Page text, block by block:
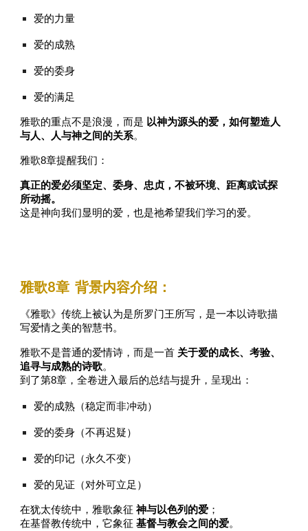
爱的力量
爱的成熟
爱的委身
爱的满足
雅歌的重点不是浪漫，而是 以神为源头的爱，如何塑造人
与人、人与神之间的关系。
雅歌8章提醒我们：
真正的爱必须坚定、委身、忠贞，不被环境、距离或试探
所动摇。
这是神向我们显明的爱，也是祂希望我们学习的爱。
雅歌8章 背景内容介绍：
《雅歌》传统上被认为是所罗门王所写，是一本以诗歌描
写爱情之美的智慧书。
雅歌不是普通的爱情诗，而是一首 关于爱的成长、考验、
追寻与成熟的诗歌。
到了第8章，全卷进入最后的总结与提升，呈现出：
爱的成熟（稳定而非冲动）
爱的委身（不再迟疑）
爱的印记（永久不变）
爱的见证（对外可立足）
在犹太传统中，雅歌象征神与以色列的爱 ；
在基督教传统中，它象征基督与教会之间的爱。